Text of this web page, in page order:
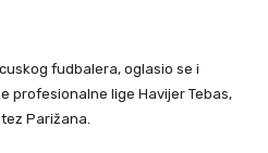
fudbalera, oglasio se i
profesionalne lige Havijer Tebas,
Parižana.